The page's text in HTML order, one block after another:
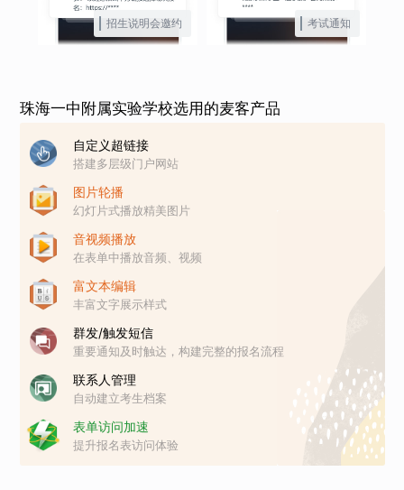
招生说明会邀约 考试通知
珠海一中附属实验学校选用的麦客产品
自定义超链接
搭建多层级门户网站
图片轮播
幻灯片式播放精美图片
音视频播放
在表单中播放音频、视频
富文本编辑
丰富文字展示样式
群发/触发短信
重要通知及时触达，构建完整的报名流程
联系人管理
自动建立考生档案
表单访问加速
提升报名表访问体验